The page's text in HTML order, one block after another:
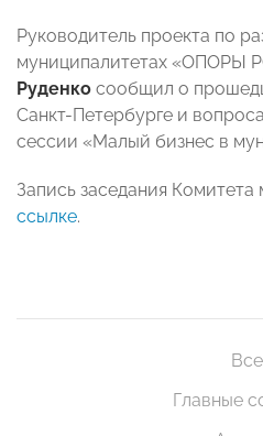
Руководитель проекта по
муниципалитетах «ОПОРЫ
Руденко сообщил о
Санкт-Петербурге и
сессии «Малый бизнес в
Запись заседания
ссылке.
Все
Главные